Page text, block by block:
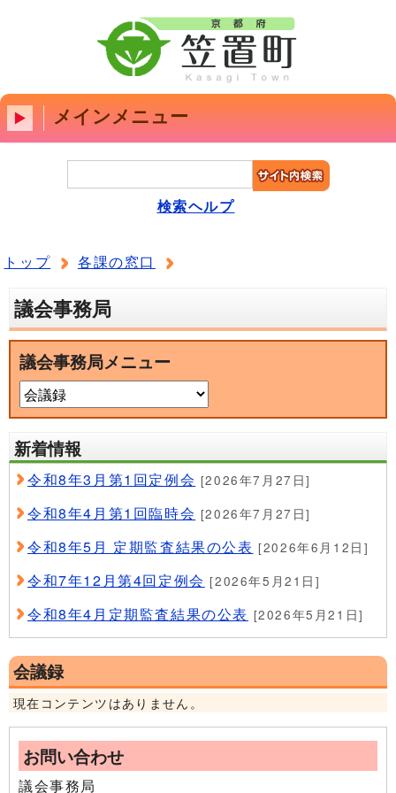
メインメニュー
検索ヘルプ
トップ 各課の窓口
議会事務局
議会事務局メニュー
新着情報
令和8年3月第1回定例会 [2026年7月27日]
令和8年4月第1回臨時会 [2026年7月27日]
令和8年5月 定期監査結果の公表 [2026年6月12日]
令和7年12月第4回定例会 [2026年5月21日]
令和8年4月定期監査結果の公表 [2026年5月21日]
会議録
現在コンテンツはありません。
お問い合わせ
議会事務局